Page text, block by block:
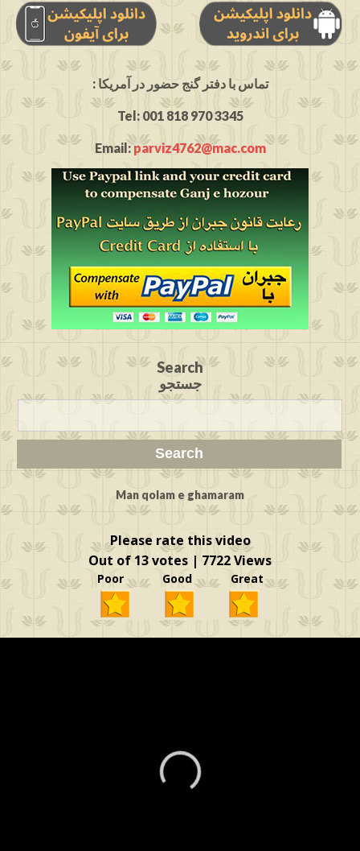
: تماس با دفتر گنج حضور در آمریکا
Tel: 001 818 970 3345
Email:parviz4762@mac.com
Search
جستجو
Man qolam e ghamaram
Please rate this video
Out of 13 votes | 7722 Views
Poor Good Great